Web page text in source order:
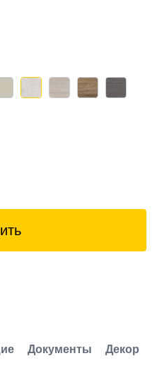
Документы Декор